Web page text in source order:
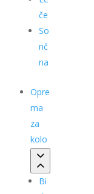
če
So
nč
na
Opre
ma
za
kolo
Bi